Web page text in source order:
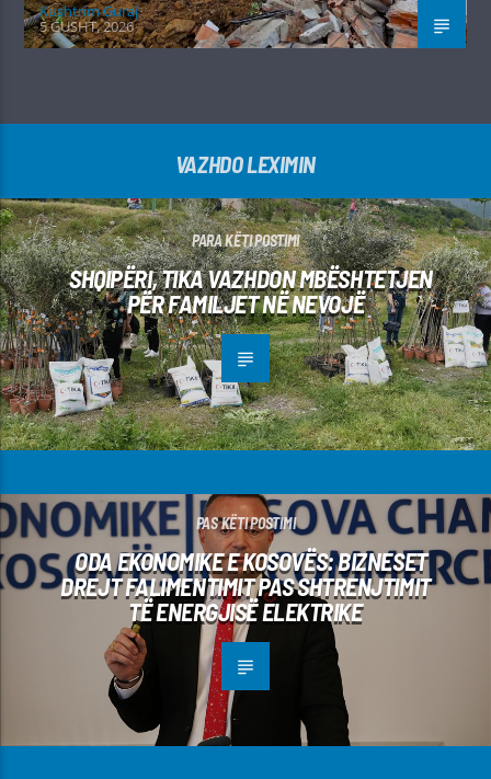
Kushtrim Guraj
5 GUSHT, 2026
VAZHDO LEXIMIN
PARA KËTI POSTIMI
SHQIPËRI, TIKA VAZHDON MBËSHTETJEN
PËR FAMILJET NË NEVOJË
PAS KËTI POSTIMI
ODA EKONOMIKE E KOSOVËS: BIZNESET
DREJT FALIMENTIMIT PAS SHTRENJTIMIT
TË ENERGJISË ELEKTRIKE